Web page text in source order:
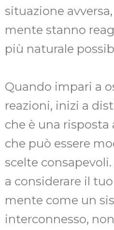
situazione
mente stanno
più naturale
Quando impari a
reazioni, inizi a
che è una
che può essere
scelte
a considerare il
mente come un
interconnesso,